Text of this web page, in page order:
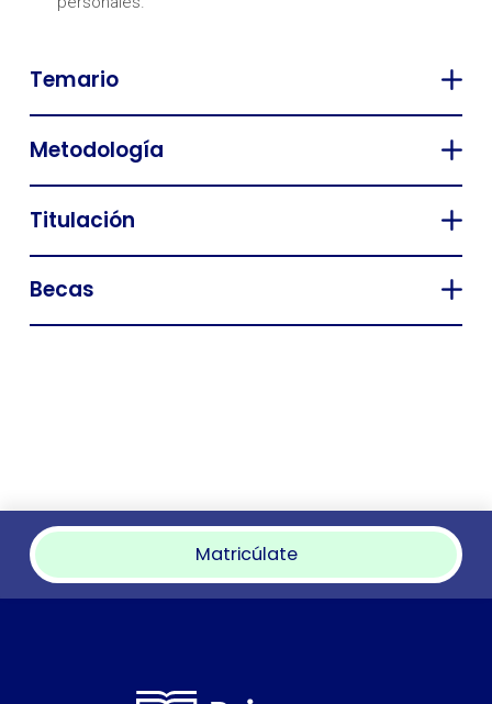
Temario
Metodología
Titulación
Becas
Matricúlate